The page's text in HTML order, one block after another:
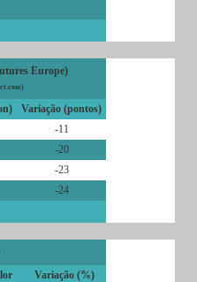
Europe)
Variação (pontos)
-11
-20
-23
-24
Variação (%)